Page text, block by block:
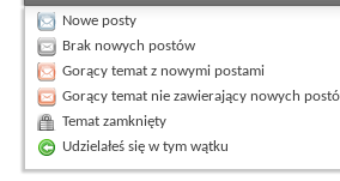
Nowe posty
Brak nowych postów
Gorący temat z nowymi postami
Gorący temat nie zawierający nowych
Temat zamknięty
Udzielałeś się w tym wątku